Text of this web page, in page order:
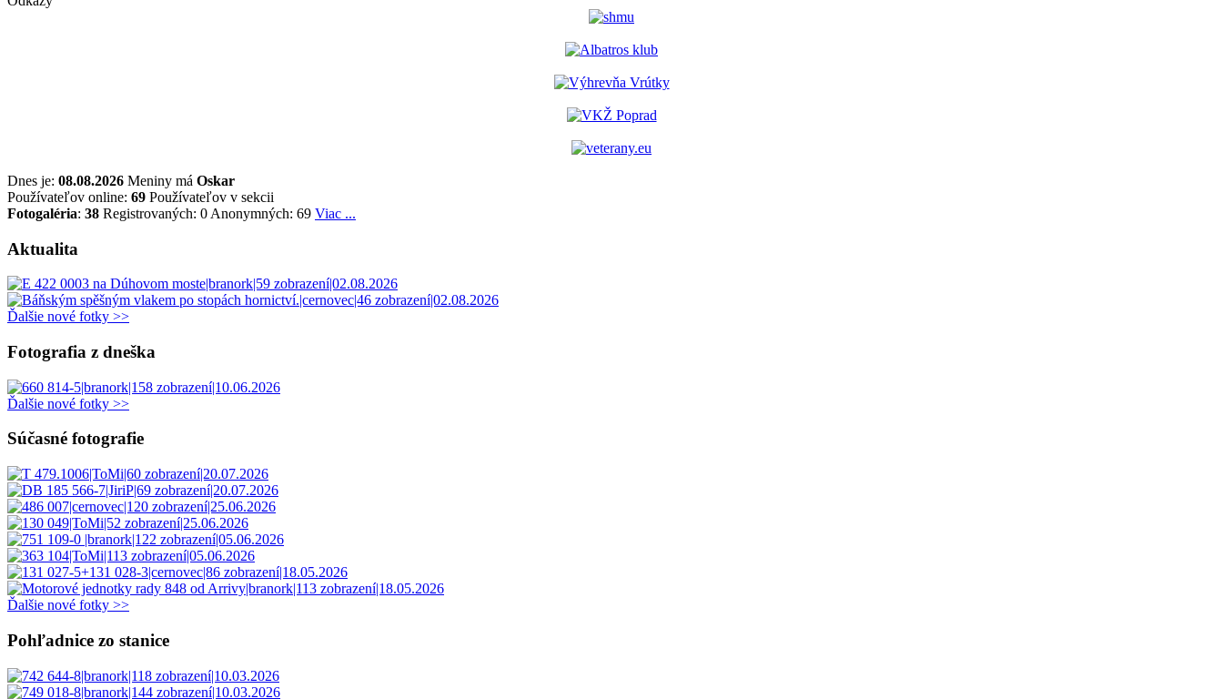
Dnes je: 08.08.2026 Meniny má Oskar
Používateľov online: 69 Používateľov v sekcii
Fotogaléria: 38 Registrovaných: 0 Anonymných: 69 Viac ...
Aktualita
Ďalšie nové fotky >>
Fotografia z dneška
Ďalšie nové fotky >>
Súčasné fotografie
Ďalšie nové fotky >>
Pohľadnice zo stanice